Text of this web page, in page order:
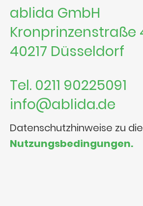
ablida GmbH
Kronprinzenstraße
40217 Düsseldorf
Tel. 0211 90225091
info@ablida.de
Datenschutzhinweise zu
Nutzungsbedingungen.